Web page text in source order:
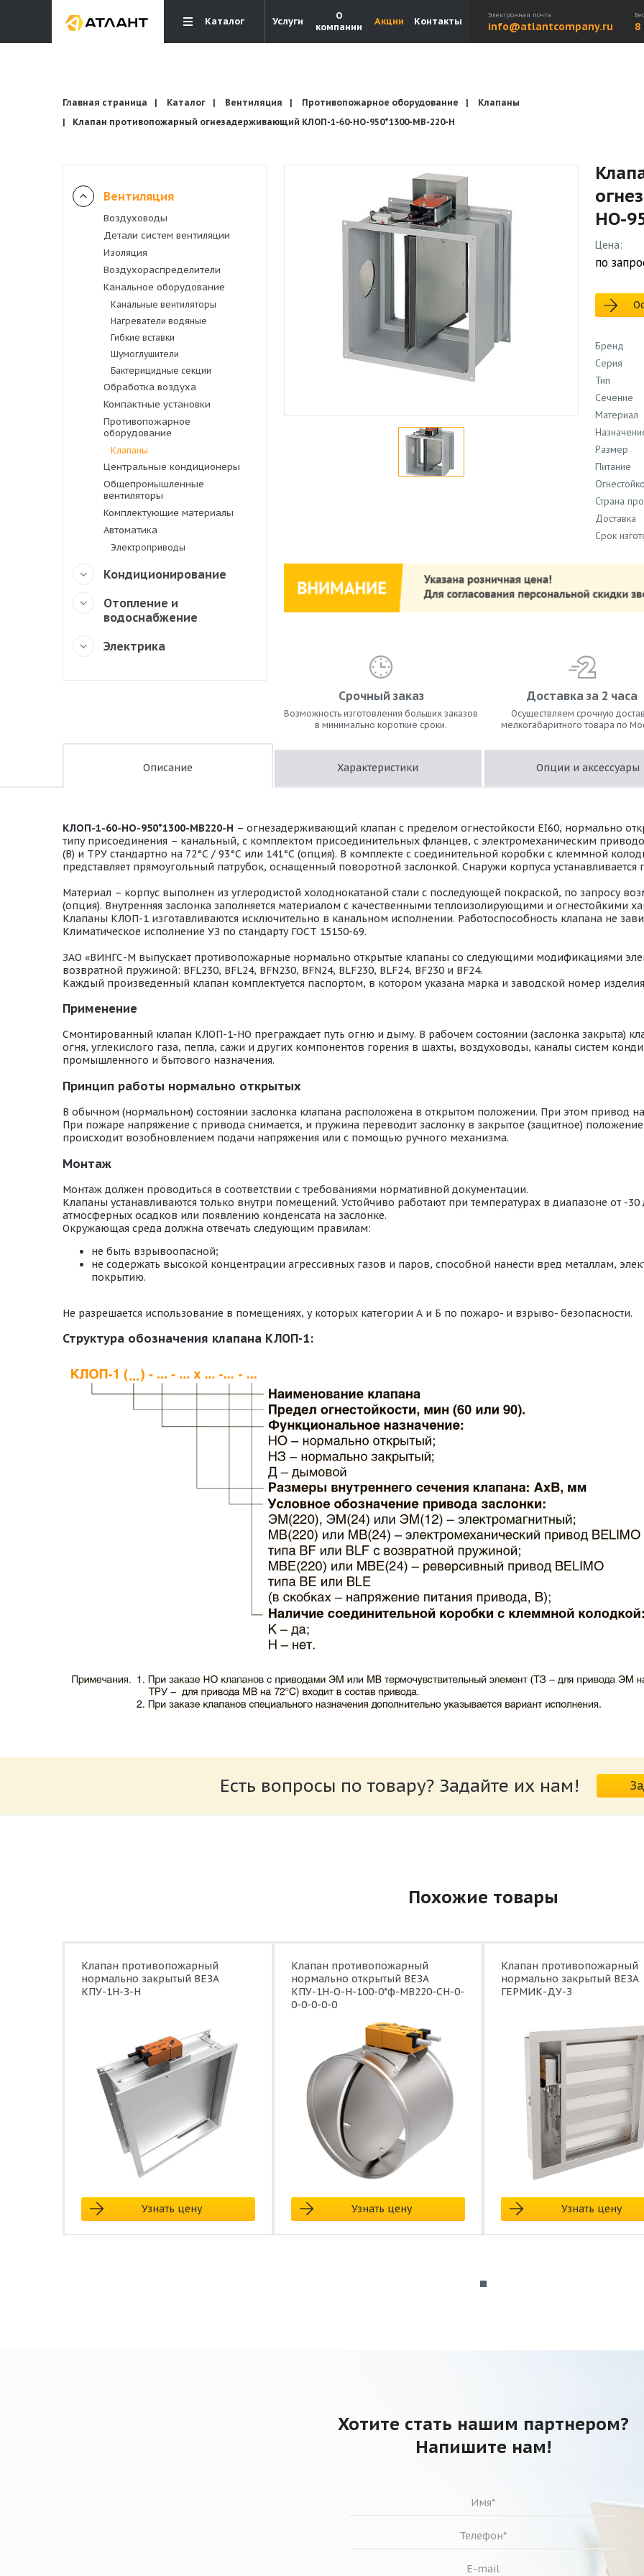
Каталог Услуги
О
компании
Акции Контакты
Электронная почта
info@atlantcompany.ru 8
Акции
Кондиционирование
Отопление и водоснабжение
Электрика
Главная страница Каталог Вентиляция Противопожарное оборудование
Клапаны
Клапан противопожарный огнезадерживающий КЛОП-1-60-НО-950*1300-МВ-220-H
Вентиляция
Воздуховоды
Детали систем вентиляции
Изоляция
Воздухораспределители
Канальное оборудование
Канальные вентиляторы
Нагреватели водяные
Гибкие вставки
Шумоглушители
Бактерицидные секции
Обработка воздуха
Компактные установки
Противопожарное
оборудование
Клапаны
Центральные кондиционеры
Общепромышленные
вентиляторы
Комплектующие материалы
Автоматика
Электроприводы
Кондиционирование
Отопление и
водоснабжение
Электрика
НО-
Цена:
по
Бренд
Серия
Тип
Сечение
Материал
Размер
Питание
Страна
Доставка
Срок
Срочный заказ
Возможность изготовления больших заказов
в минимально короткие сроки.
Доставка за 2 часа
Осуществляем срочную
мелкогабаритного товара по
Описание Характеристики Опции и аксессуары
КЛОП-1-60-НО-950*1300-МВ220-H – огнезадерживающий клапан с пределом огнестойкости EI60, нормально
типу присоединения – канальный, с комплектом присоединительных фланцев, с электромеханическим
(В) и ТРУ стандартно на 72°С / 93°С или 141°С (опция). В комплекте с соединительной коробки с клеммной
представляет прямоугольный патрубок, оснащенный поворотной заслонкой. Снаружи корпуса
Материал – корпус выполнен из углеродистой холоднокатаной стали с последующей покраской, по запросу
(опция). Внутренняя заслонка заполняется материалом с качественными теплоизолирующими и огнестойкими
Клапаны КЛОП-1 изготавливаются исключительно в канальном исполнении. Работоспособность клапана не
Климатическое исполнение УЗ по стандарту ГОСТ 15150-69.
ЗАО «ВИНГС-М выпускает противопожарные нормально открытые клапаны со следующими модификациями
возвратной пружиной: BFL230, BFL24, BFN230, BFN24, BLF230, BLF24, BF230 и BF24.
Каждый произведенный клапан комплектуется паспортом, в котором указана марка и заводской номер изделия
Применение
Смонтированный клапан КЛОП-1-НО преграждает путь огню и дыму. В рабочем состоянии (заслонка закрыта)
огня, углекислого газа, пепла, сажи и других компонентов горения в шахты, воздуховоды, каналы систем
промышленного и бытового назначения.
Принцип работы нормально открытых
В обычном (нормальном) состоянии заслонка клапана расположена в открытом положении. При этом привод
При пожаре напряжение с привода снимается, и пружина переводит заслонку в закрытое (защитное)
происходит возобновлением подачи напряжения или с помощью ручного механизма.
Монтаж
Монтаж должен проводиться в соответствии с требованиями нормативной документации.
Клапаны устанавливаются только внутри помещений. Устойчиво работают при температурах в диапазоне от -
атмосферных осадков или появлению конденсата на заслонке.
Окружающая среда должна отвечать следующим правилам:
не быть взрывоопасной;
не содержать высокой концентрации агрессивных газов и паров, способной нанести вред металлам,
покрытию.
Не разрешается использование в помещениях, у которых категории А и Б по пожаро- и взрыво- безопасности.
Структура обозначения клапана КЛОП-1:
Размер: 503.71 Кб
Характеристики и схемы подключения приводов КЛОП-1.pdf
Есть вопросы по товару? Задайте их нам!
Похожие товары
Клапан противопожарный
нормально закрытый ВЕЗА
КПУ-1Н-З-Н
Узнать цену
Клапан противопожарный
нормально открытый ВЕЗА
КПУ-1Н-О-Н-100-0*ф-МВ220-СН-0-
0-0-0-0-0
Узнать цену
Клапан противопожарный
нормально закрытый ВЕЗА
ГЕРМИК-ДУ-З
Узнать цену
Хотите стать нашим партнером?
Напишите нам!